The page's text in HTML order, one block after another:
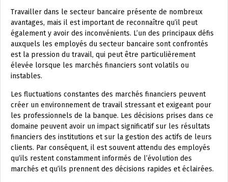
Travailler dans le secteur bancaire présente de nombreux
avantages, mais il est important de reconnaître qu’il peut
également y avoir des inconvénients. L’un des principaux défis
auxquels les employés du secteur bancaire sont confrontés
est la pression du travail, qui peut être particulièrement
élevée lorsque les marchés financiers sont volatils ou
instables.
Les fluctuations constantes des marchés financiers peuvent
créer un environnement de travail stressant et exigeant pour
les professionnels de la banque. Les décisions prises dans ce
domaine peuvent avoir un impact significatif sur les résultats
financiers des institutions et sur la gestion des actifs de leurs
clients. Par conséquent, il est souvent attendu des employés
qu’ils restent constamment informés de l’évolution des
marchés et qu’ils prennent des décisions rapides et éclairées.